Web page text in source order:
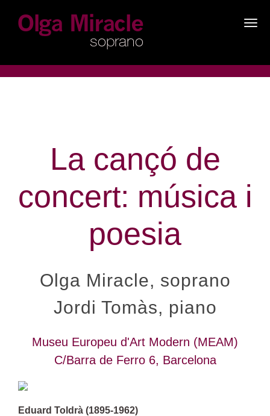
La cançó de
concert: música i
poesia
Olga Miracle, soprano
Jordi Tomàs, piano
Museu Europeu d'Art Modern (MEAM)
C/Barra de Ferro 6, Barcelona
Eduard Toldrà (1895-1962)